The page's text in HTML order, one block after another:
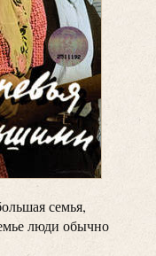
семья,
люди обычно